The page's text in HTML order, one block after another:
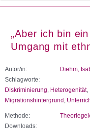
„Aber ich bin
Umgang mit
Autor/in:
Diehm,
Schlagworte:
Diskriminierung Heterogenität,
Migrationshintergrund
Methode:
Downloads: